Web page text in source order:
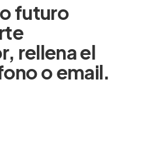
futuro
rellenael
oemail.